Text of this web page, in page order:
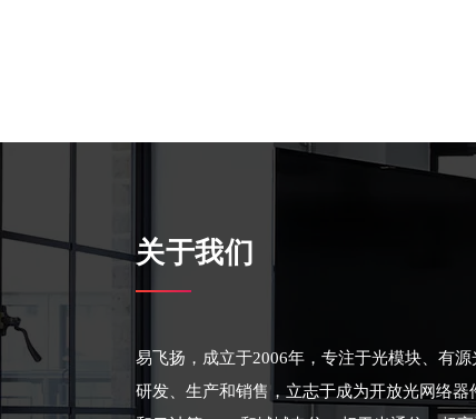
关于我们
易飞扬，成立于2006年，专注于光模块、有
研发、生产和销售，立志于成为开放光网络